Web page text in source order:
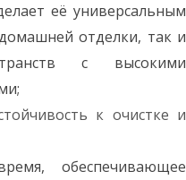
её универсальным
отделки, так и
с высокими
к очистке и
обеспечивающее